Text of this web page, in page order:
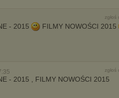
- 2015
FILMY NOWOŚCI 2015
- 2015 , FILMY NOWOŚCI 2015